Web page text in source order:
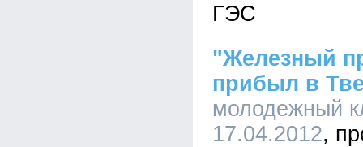
ГЭС
"Железный
прибыл в
молодежный
17.04.2012